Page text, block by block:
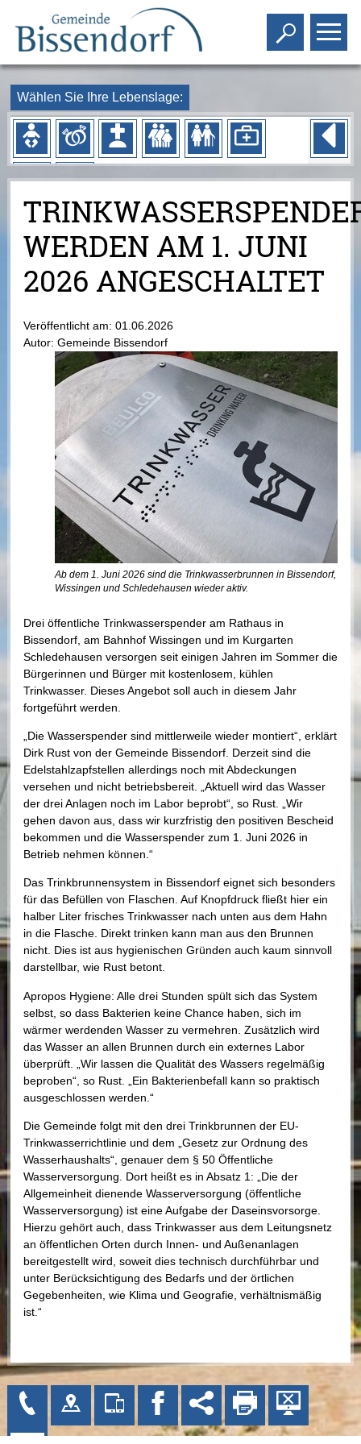
Toggle
Wählen Sie Ihre Lebenslage:
WERDEN AM 1. JUNI
2026 ANGESCHALTET
Veröffentlicht am: 01.06.2026
Autor: Gemeinde Bissendorf
Ab dem 1. Juni 2026 sind die Trinkwasserbrunnen in Bissendorf,
Wissingen und Schledehausen wieder aktiv.
Drei öffentliche Trinkwasserspender am Rathaus in
Bissendorf, am Bahnhof Wissingen und im Kurgarten
Schledehausen versorgen seit einigen Jahren im Sommer die
Bürgerinnen und Bürger mit kostenlosem, kühlen
Trinkwasser. Dieses Angebot soll auch in diesem Jahr
fortgeführt werden.
„Die Wasserspender sind mittlerweile wieder montiert“, erklärt
Dirk Rust von der Gemeinde Bissendorf. Derzeit sind die
Edelstahlzapfstellen allerdings noch mit Abdeckungen
versehen und nicht betriebsbereit. „Aktuell wird das Wasser
der drei Anlagen noch im Labor beprobt“, so Rust. „Wir
gehen davon aus, dass wir kurzfristig den positiven Bescheid
bekommen und die Wasserspender zum 1. Juni 2026 in
Betrieb nehmen können.“
Das Trinkbrunnensystem in Bissendorf eignet sich besonders
für das Befüllen von Flaschen. Auf Knopfdruck fließt hier ein
halber Liter frisches Trinkwasser nach unten aus dem Hahn
in die Flasche. Direkt trinken kann man aus den Brunnen
nicht. Dies ist aus hygienischen Gründen auch kaum sinnvoll
darstellbar, wie Rust betont.
Apropos Hygiene: Alle drei Stunden spült sich das System
selbst, so dass Bakterien keine Chance haben, sich im
wärmer werdenden Wasser zu vermehren. Zusätzlich wird
das Wasser an allen Brunnen durch ein externes Labor
überprüft. „Wir lassen die Qualität des Wassers regelmäßig
beproben“, so Rust. „Ein Bakterienbefall kann so praktisch
ausgeschlossen werden.“
Die Gemeinde folgt mit den drei Trinkbrunnen der EU-
Trinkwasserrichtlinie und dem „Gesetz zur Ordnung des
Wasserhaushalts“, genauer dem § 50 Öffentliche
Wasserversorgung. Dort heißt es in Absatz 1: „Die der
Allgemeinheit dienende Wasserversorgung (öffentliche
Wasserversorgung) ist eine Aufgabe der Daseinsvorsorge.
Hierzu gehört auch, dass Trinkwasser aus dem Leitungsnetz
an öffentlichen Orten durch Innen- und Außenanlagen
bereitgestellt wird, soweit dies technisch durchführbar und
unter Berücksichtigung des Bedarfs und der örtlichen
Gegebenheiten, wie Klima und Geografie, verhältnismäßig
ist.“